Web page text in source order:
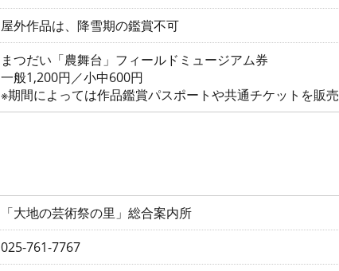
屋外作品は、降雪期の鑑賞不可
まつだい「農舞台」フィールドミュージアム券
一般1,200円／小中600円
※期間によっては作品鑑賞パスポートや共通チケットを販売
「大地の芸術祭の里」総合案内所
025-761-7767